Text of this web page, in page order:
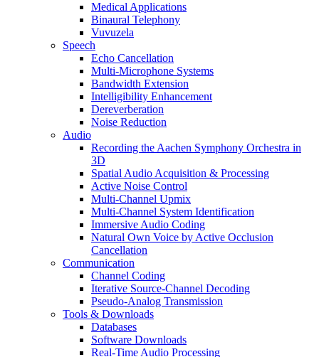
Medical Applications
Binaural Telephony
Vuvuzela
Speech
Echo Cancellation
Multi-Microphone Systems
Bandwidth Extension
Intelligibility Enhancement
Dereverberation
Noise Reduction
Audio
Recording the Aachen Symphony Orchestra in
3D
Spatial Audio Acquisition & Processing
Active Noise Control
Multi-Channel Upmix
Multi-Channel System Identification
Immersive Audio Coding
Natural Own Voice by Active Occlusion
Cancellation
Communication
Channel Coding
Iterative Source-Channel Decoding
Pseudo-Analog Transmission
Tools & Downloads
Databases
Software Downloads
Real-Time Audio Processing